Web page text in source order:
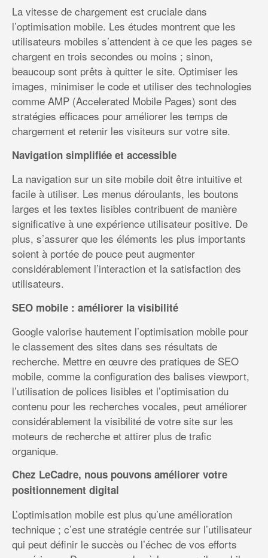
La vitesse de chargement est cruciale dans
l’optimisation mobile. Les études montrent que les
utilisateurs mobiles s’attendent à ce que les pages se
chargent en trois secondes ou moins ; sinon,
beaucoup sont prêts à quitter le site. Optimiser les
images, minimiser le code et utiliser des technologies
comme AMP (Accelerated Mobile Pages) sont des
stratégies efficaces pour améliorer les temps de
chargement et retenir les visiteurs sur votre site.
Navigation simplifiée et accessible
La navigation sur un site mobile doit être intuitive et
facile à utiliser. Les menus déroulants, les boutons
larges et les textes lisibles contribuent de manière
significative à une expérience utilisateur positive. De
plus, s’assurer que les éléments les plus importants
soient à portée de pouce peut augmenter
considérablement l’interaction et la satisfaction des
utilisateurs.
SEO mobile : améliorer la visibilité
Google valorise hautement l’optimisation mobile pour
le classement des sites dans ses résultats de
recherche. Mettre en œuvre des pratiques de SEO
mobile, comme la configuration des balises viewport,
l’utilisation de polices lisibles et l’optimisation du
contenu pour les recherches vocales, peut améliorer
considérablement la visibilité de votre site sur les
moteurs de recherche et attirer plus de trafic
organique.
Chez LeCadre, nous pouvons améliorer votre
positionnement digital
L’optimisation mobile est plus qu’une amélioration
technique ; c’est une stratégie centrée sur l’utilisateur
qui peut définir le succès ou l’échec de vos efforts